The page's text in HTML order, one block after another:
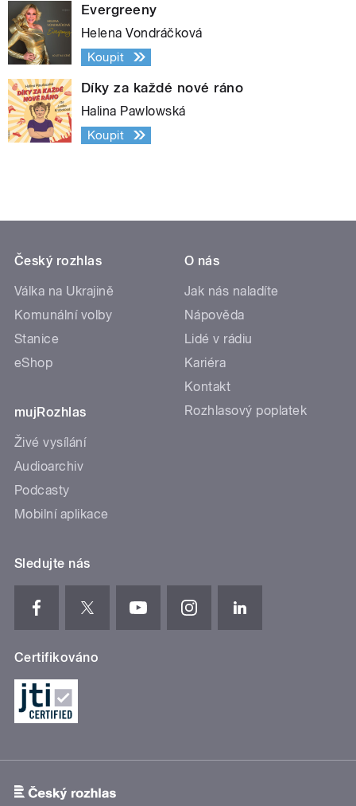
Evergreeny
Helena Vondráčková
Koupit
Díky za každé nové ráno
Halina Pawlowská
Koupit
Český rozhlas
Válka na Ukrajině
Komunální volby
Stanice
eShop
mujRozhlas
Živé vysílání
Audioarchiv
Podcasty
Mobilní aplikace
O nás
Jak nás naladíte
Nápověda
Lidé v rádiu
Kariéra
Kontakt
Rozhlasový poplatek
Sledujte nás
Certifikováno